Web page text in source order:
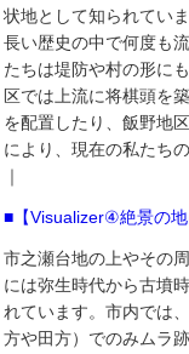
状地として知られていま
長い歴史の中で何度も
たちは堤防や村の形に
区では上流に将棋頭を
を配置したり、飯野地
により、現在の私たち
｜
■【Visualizer④絶景の地
市之瀬台地の上やその
には弥生時代から古墳
れています。市内では
方や田方）でのみムラ